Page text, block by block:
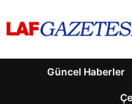
Güncel Haberler